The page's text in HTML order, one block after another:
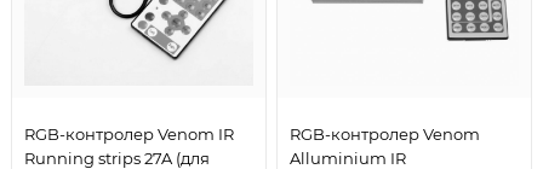
RGB-контролер Venom IR
Running strips 27A (для
RGB-контролер Venom
Alluminium IR